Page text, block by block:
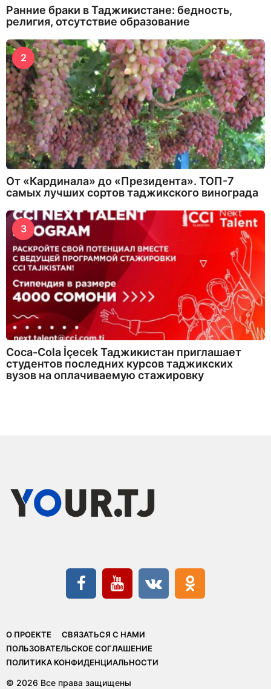
Ранние браки в Таджикистане: бедность,
религия, отсутствие образование
2
От «Кардинала» до «Президента». ТОП-7
самых лучших сортов таджикского винограда
3
Coca-Cola İçecek Таджикистан приглашает
студентов последних курсов таджикских
вузов на оплачиваемую стажировку
О ПРОЕКТЕ
СВЯЗАТЬСЯ С НАМИ
ПОЛЬЗОВАТЕЛЬСКОЕ СОГЛАШЕНИЕ
ПОЛИТИКА КОНФИДЕНЦИАЛЬНОСТИ
© 2026 Все права защищены